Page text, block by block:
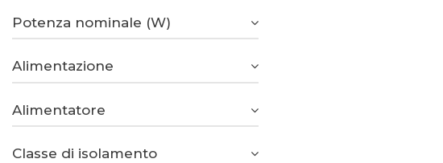
Potenza nominale (W)
Alimentazione
Alimentatore
Classe di isolamento